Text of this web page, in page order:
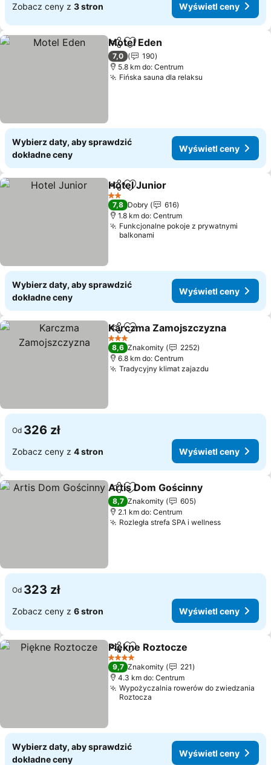
Zobacz ceny z 3 stron Wyświetl ceny
Udostępnij
Dodaj do ulubionych
Motel Eden
7,0
190
5.8 km do: Centrum
Fińska sauna dla relaksu
Wybierz daty, aby sprawdzić
dokładne ceny
Wyświetl ceny
Udostępnij
Dodaj do ulubionych
Hotel Junior
2 Kategoria
7,8 Dobry
616
1.8 km do: Centrum
Funkcjonalne pokoje z prywatnymi
balkonami
Wybierz daty, aby sprawdzić
dokładne ceny
Wyświetl ceny
Udostępnij
Dodaj do ulubionych
Karczma Zamojszczyzna
3 Kategoria
8,6 Znakomity
2252
6.8 km do: Centrum
Tradycyjny klimat zajazdu
Od 326 zł
Zobacz ceny z 4 stron Wyświetl ceny
UdostępnijDodaj do ulubionych
Artis Dom Gościnny
8,7 Znakomity
605
2.1 km do: Centrum
Rozległa strefa SPA i wellness
Od 323 zł
Zobacz ceny z 6 stron Wyświetl ceny
Udostępnij
Dodaj do ulubionych
Piękne Roztocze
4 Kategoria
9,7 Znakomity
221
4.3 km do: Centrum
Wypożyczalnia rowerów do zwiedzania
Roztocza
Wybierz daty, aby sprawdzić
dokładne ceny
Wyświetl ceny